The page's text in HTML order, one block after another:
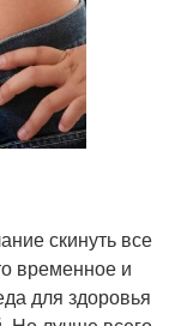
скинуть все
временное и
для здоровья